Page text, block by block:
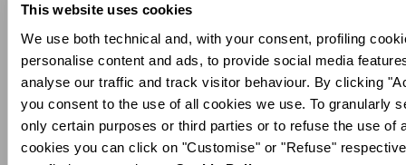
This website uses cookies
We use both technical and, with your consent, profiling
personalise content and ads, to provide social media
analyse our traffic and track visitor behaviour. By clicking
you consent to the use of all cookies we use. To granularly
only certain purposes or third parties or to refuse the use of
cookies you can click on "Customise" or "Refuse"
ist untersagt. Aquazzura Italia S.r.l. und TD
haben das ausschließliche Recht, die direkte
oder indirekte, vorübergehende oder
dauerhafte Vervielfältigung der Website und